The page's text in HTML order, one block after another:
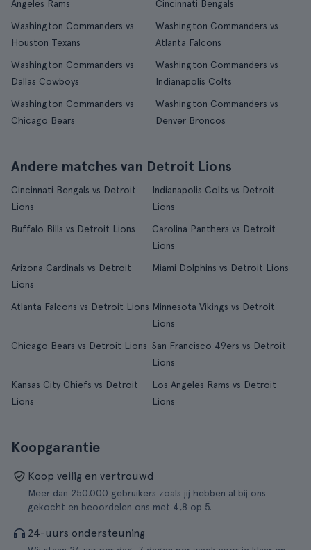
Angeles Rams
Cincinnati Bengals
Washington Commanders vs
Houston Texans
Washington Commanders vs
Atlanta Falcons
Washington Commanders vs
Dallas Cowboys
Washington Commanders vs
Indianapolis Colts
Washington Commanders vs
Chicago Bears
Washington Commanders vs
Denver Broncos
Andere matches van Detroit Lions
Cincinnati Bengals vs Detroit
Lions
Indianapolis Colts vs Detroit
Lions
Buffalo Bills vs Detroit Lions
Carolina Panthers vs Detroit
Lions
Arizona Cardinals vs Detroit
Lions
Miami Dolphins vs Detroit Lions
Atlanta Falcons vs Detroit Lions Minnesota Vikings vs Detroit
Lions
Chicago Bears vs Detroit Lions San Francisco 49ers vs Detroit
Lions
Kansas City Chiefs vs Detroit
Lions
Los Angeles Rams vs Detroit
Lions
Koopgarantie
Koop veilig en vertrouwd
Meer dan 250.000 gebruikers zoals jij hebben al bij ons
gekocht en beoordelen ons met 4,8 op 5.
24-uurs ondersteuning